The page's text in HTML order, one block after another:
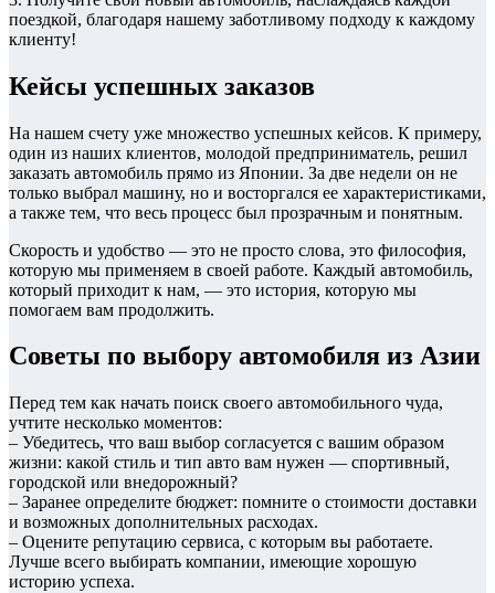
поездкой, благодаря нашему заботливому подходу к каждому
клиенту!
Кейсы успешных заказов
На нашем счету уже множество успешных кейсов. К примеру,
один из наших клиентов, молодой предприниматель, решил
заказать автомобиль прямо из Японии. За две недели он не
только выбрал машину, но и восторгался ее характеристиками,
а также тем, что весь процесс был прозрачным и понятным.
Скорость и удобство — это не просто слова, это философия,
которую мы применяем в своей работе. Каждый автомобиль,
который приходит к нам, — это история, которую мы
помогаем вам продолжить.
Советы по выбору автомобиля из Азии
Перед тем как начать поиск своего автомобильного чуда,
учтите несколько моментов:
– Убедитесь, что ваш выбор согласуется с вашим образом
жизни: какой стиль и тип авто вам нужен — спортивный,
городской или внедорожный?
– Заранее определите бюджет: помните о стоимости доставки
и возможных дополнительных расходах.
– Оцените репутацию сервиса, с которым вы работаете.
Лучше всего выбирать компании, имеющие хорошую
историю успеха.